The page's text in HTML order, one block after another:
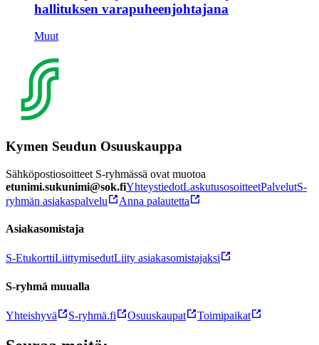
hallituksen varapuheenjohtajana
Muut
Kymen Seudun Osuuskauppa
Sähköpostiosoitteet S-ryhmässä ovat muotoa
etunimi.sukunimi@sok.fiYhteystiedotLaskutusosoitteetPalvelutS-
ryhmän asiakaspalvelu
Anna palautetta
Asiakasomistaja
S-EtukorttiLiittymisedutLiity asiakasomistajaksi
S-ryhmä muualla
Yhteishyvä S-ryhmä.fi Osuuskaupat Toimipaikat